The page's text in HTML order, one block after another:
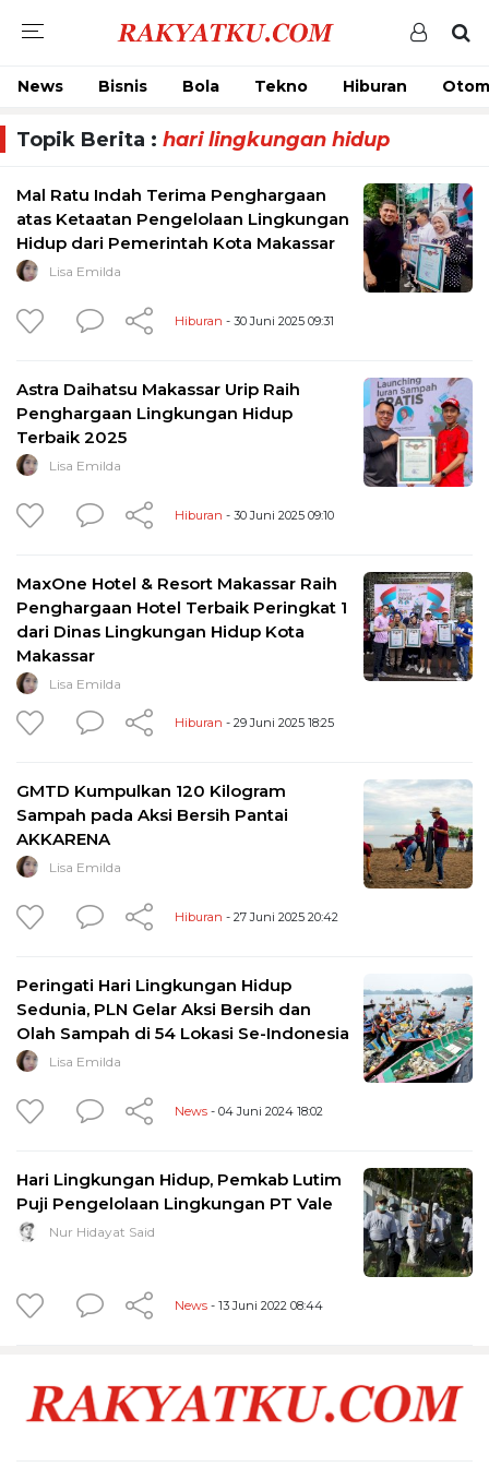
News Bisnis Bola Tekno Hiburan
Topik Berita : hari lingkungan hidup
Mal Ratu Indah Terima Penghargaan
atas Ketaatan Pengelolaan Lingkungan
Hidup dari Pemerintah Kota Makassar
Lisa Emilda
Hiburan - 30 Juni 2025 09:31
Astra Daihatsu Makassar Urip Raih
Penghargaan Lingkungan Hidup
Terbaik 2025
Lisa Emilda
Hiburan - 30 Juni 2025 09:10
MaxOne Hotel & Resort Makassar Raih
Penghargaan Hotel Terbaik Peringkat 1
dari Dinas Lingkungan Hidup Kota
Makassar
Lisa Emilda
Hiburan - 29 Juni 2025 18:25
GMTD Kumpulkan 120 Kilogram
Sampah pada Aksi Bersih Pantai
AKKARENA
Lisa Emilda
Hiburan - 27 Juni 2025 20:42
Peringati Hari Lingkungan Hidup
Sedunia, PLN Gelar Aksi Bersih dan
Olah Sampah di 54 Lokasi Se-Indonesia
Lisa Emilda
News - 04 Juni 2024 18:02
Hari Lingkungan Hidup, Pemkab Lutim
Puji Pengelolaan Lingkungan PT Vale
Nur Hidayat Said
News - 13 Juni 2022 08:44